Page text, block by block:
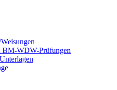
BM-WDW-Prüfungen